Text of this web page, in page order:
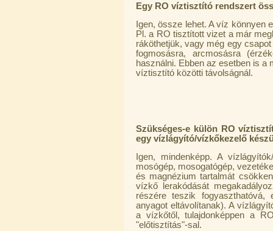
Egy RO víztisztító rendszert
Igen, össze lehet. A víz könnyen
Pl. a RO tisztított vizet a már
ráköthetjük, vagy még egy
fogmosásra, arcmosásra
használni. Ebben az esetben is
víztisztító közötti távolságnál.
Szükséges-e külön RO
egy vízlágyító/vízkőkezelő
Igen, mindenképp. A
mosógép, mosogatógép,
és magnézium tartalmát
vízkő lerakódását
részére teszik
anyagot eltávolítanak). A
a vízkőtől, tulajdonképpen a
"előtisztítás"-sal.